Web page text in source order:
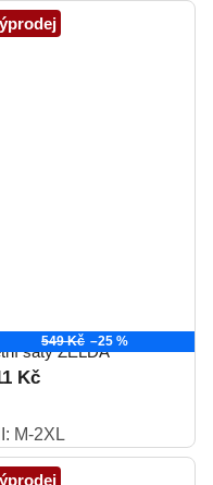
549 Kč –25 %
šaty ZELDA
Kč
M-2XL